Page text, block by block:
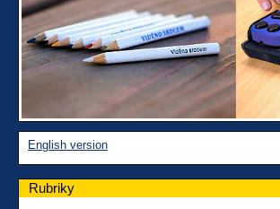
English version
Rubriky